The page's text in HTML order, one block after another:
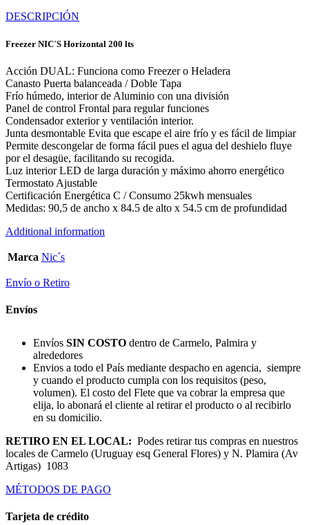
DESCRIPCIÓN
Freezer NIC´S Horizontal 200 lts
Acción DUAL: Funciona como Freezer o Heladera
Canasto Puerta balanceada / Doble Tapa
Frío húmedo, interior de Aluminio con una división
Panel de control Frontal para regular funciones
Condensador exterior y ventilación interior.
Junta desmontable Evita que escape el aire frío y es fácil de limpiar
Permite descongelar de forma fácil pues el agua del deshielo fluye
por el desagüe, facilitando su recogida.
Luz interior LED de larga duración y máximo ahorro energético
Termostato Ajustable
Certificación Energética C / Consumo 25kwh mensuales
Medidas: 90,5 de ancho x 84.5 de alto x 54.5 cm de profundidad
Additional information
Marca Nic´s
Envío o Retiro
Envíos
Envíos SIN COSTO dentro de Carmelo, Palmira y
alrededores
Envios a todo el País mediante despacho en agencia, siempre
y cuando el producto cumpla con los requisitos (peso,
volumen). El costo del Flete que va cobrar la empresa que
elija, lo abonará el cliente al retirar el producto o al recibirlo
en su domicilio.
RETIRO EN EL LOCAL: Podes retirar tus compras en nuestros
locales de Carmelo (Uruguay esq General Flores) y N. Plamira (Av
Artigas) 1083
MÉTODOS DE PAGO
Tarjeta de crédito